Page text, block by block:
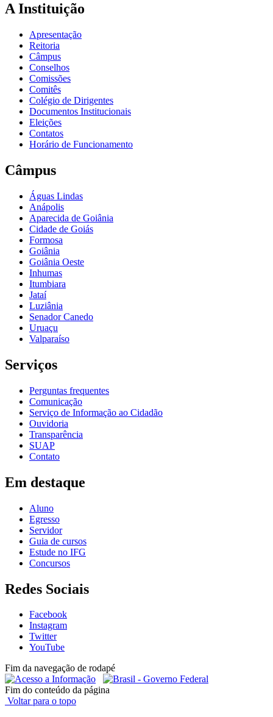
A Instituição
Apresentação
Reitoria
Câmpus
Conselhos
Comissões
Comitês
Colégio de Dirigentes
Documentos Institucionais
Eleições
Contatos
Horário de Funcionamento
Câmpus
Águas Lindas
Anápolis
Aparecida de Goiânia
Cidade de Goiás
Formosa
Goiânia
Goiânia Oeste
Inhumas
Itumbiara
Jataí
Luziânia
Senador Canedo
Uruaçu
Valparaíso
Serviços
Perguntas frequentes
Comunicação
Serviço de Informação ao Cidadão
Ouvidoria
Transparência
SUAP
Contato
Em destaque
Aluno
Egresso
Servidor
Guia de cursos
Estude no IFG
Concursos
Redes Sociais
Facebook
Instagram
Twitter
YouTube
Fim da navegação de rodapé
Fim do conteúdo da página
Voltar para o topo